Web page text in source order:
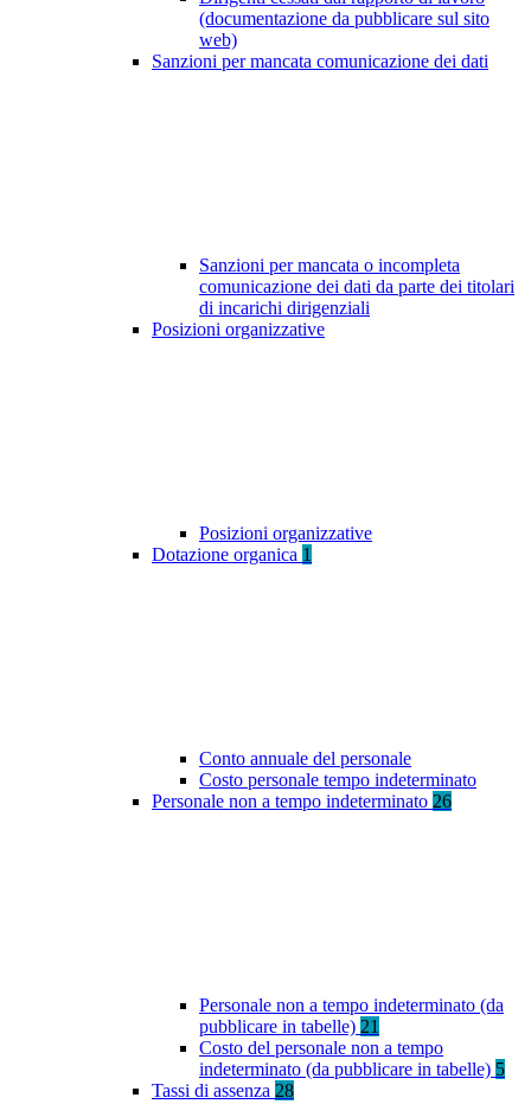
(documentazione da pubblicare sul sito
web)
Sanzioni per mancata comunicazione dei dati
Sanzioni per mancata o incompleta
comunicazione dei dati da parte dei titolari
di incarichi dirigenziali
Posizioni organizzative
Posizioni organizzative
Dotazione organica 1
Conto annuale del personale
Costo personale tempo indeterminato
Personale non a tempo indeterminato 26
Personale non a tempo indeterminato (da
pubblicare in tabelle) 21
Costo del personale non a tempo
indeterminato (da pubblicare in tabelle) 5
Tassi di assenza 28